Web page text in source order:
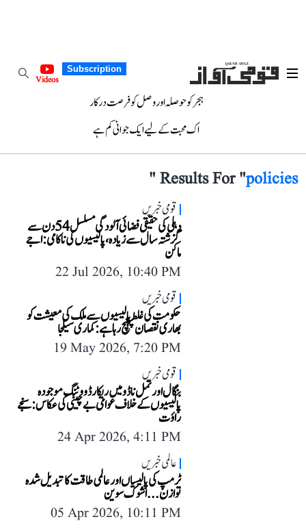
Subscription
Videos
ہجر کو حوصلہ اور وصل کو فرصت درکار
اک محبت کے لیے ایک جوانی کم ہے
Results For "policies
"
قومی خبریں
دہلی کی حقیقی فضائی آلودگی مسلسل 54 دن سے
گزشتہ سال سے زیادہ، پالیسیوں کی ناکامی: اجے
ماکن
22 Jul 2026, 10:40 PM
قومی خبریں
حکومت کی غلط پالیسیوں سے ملک کی معیشت کو
بھاری نقصان پہنچ رہا ہے: کماری سیلجا
19 May 2026, 7:20 PM
قومی خبریں
بنگال اور تمل ناڈو میں ریکارڈ ووٹنگ موجودہ
پالیسیوں کے خلاف عوامی بے چینی کی عکاس: سنجے
راؤت
24 Apr 2026, 4:11 PM
عالمی خبریں
ٹرمپ کی پالیسیاں اور عالمی طاقت کا تبدیل شدہ
توازن...اشوک سوین
05 Apr 2026, 10:11 PM